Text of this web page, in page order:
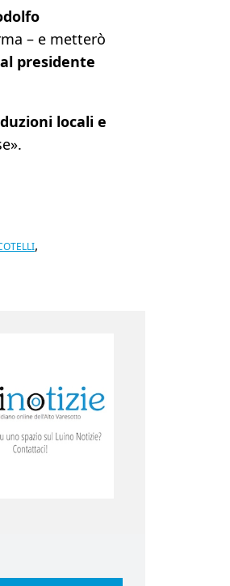
– e metterò
presidente
locali e
,